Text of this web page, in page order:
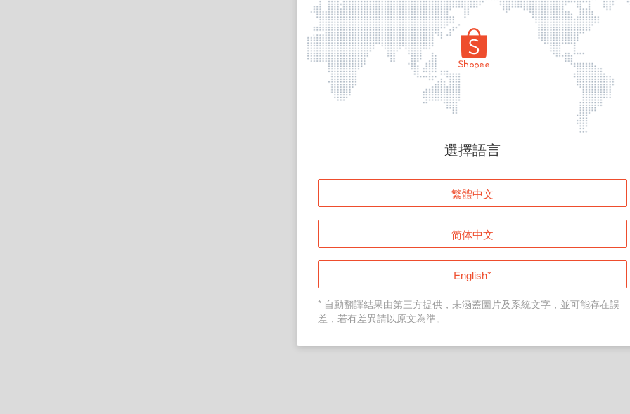
頁面無法顯示
登入
返回首頁
選擇語言
繁體中文
简体中文
English*
* 自動翻譯結果由第三方提供，未涵蓋圖片及系統文字，並可能存在誤
差，若有差異請以原文為準。